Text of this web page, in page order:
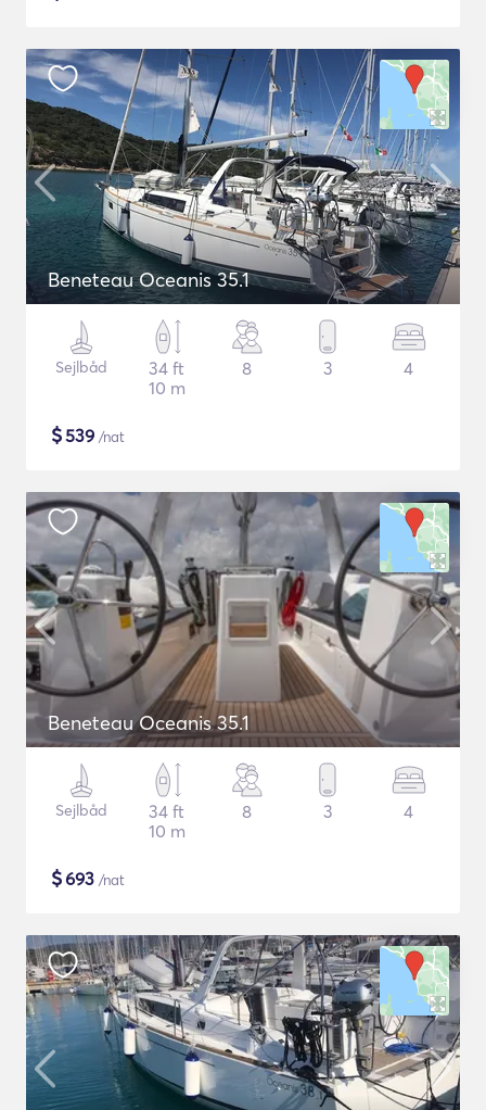
Beneteau Oceanis 35.1
Sejlbåd
34 ft
10 m
8 3 4
$539 /nat
Beneteau Oceanis 35.1
Sejlbåd
34 ft
10 m
8 3 4
$693 /nat